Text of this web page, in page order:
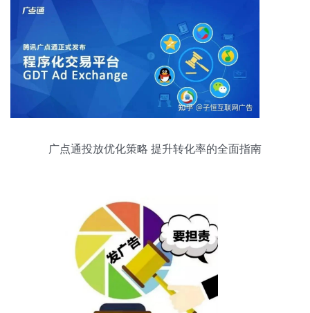
广点通投放优化策略 提升转化率的全面指南